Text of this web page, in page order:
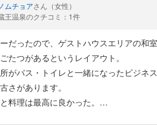
ノムチョアさん（女性）
王温泉のクチコミ：1件
だったので、ゲストハウスエリアの和
たつがあるというレイアウト。
がバス・トイレと一緒になったビジネ
さがあります。
料理は最高に良かった。